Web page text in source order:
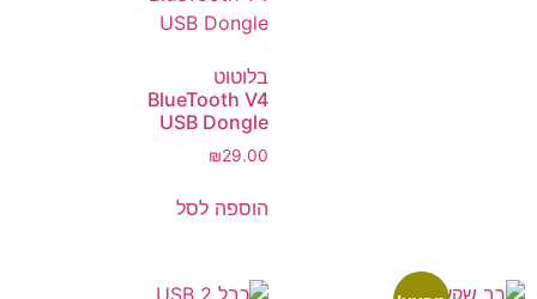
בלוטוט
BlueTooth V4
USB Dongle
₪29.00
הוספה לסל